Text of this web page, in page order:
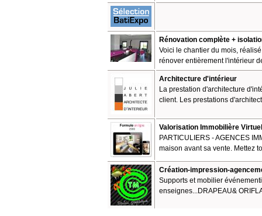
Rénovation complète +
Voici le chantier du mois,
rénover entièrement l'intérieur
Architecture d'intérieur
La prestation d'architecture
client. Les prestations
Valorisation Immobilière
PARTICULIERS - AGENCES
maison avant sa vente. Mettez
Création-impression-
Supports et mobilier
enseignes...DRAPEAU&